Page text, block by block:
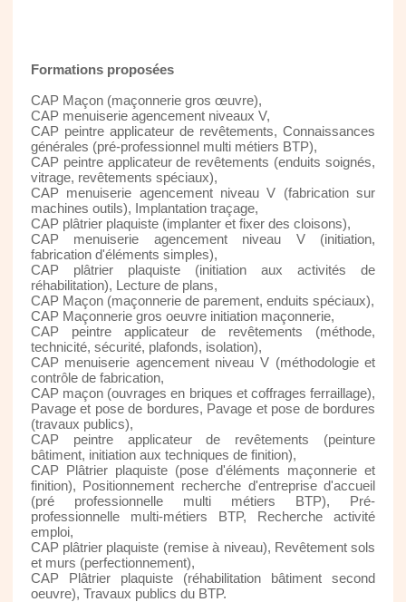
Formations proposées
CAP Maçon (maçonnerie gros œuvre),
CAP menuiserie agencement niveaux V,
CAP peintre applicateur de revêtements, Connaissances
générales (pré-professionnel multi métiers BTP),
CAP peintre applicateur de revêtements (enduits soignés,
vitrage, revêtements spéciaux),
CAP menuiserie agencement niveau V (fabrication sur
machines outils), Implantation traçage,
CAP plâtrier plaquiste (implanter et fixer des cloisons),
CAP menuiserie agencement niveau V (initiation,
fabrication d'éléments simples),
CAP plâtrier plaquiste (initiation aux activités de
réhabilitation), Lecture de plans,
CAP Maçon (maçonnerie de parement, enduits spéciaux),
CAP Maçonnerie gros oeuvre initiation maçonnerie,
CAP peintre applicateur de revêtements (méthode,
technicité, sécurité, plafonds, isolation),
CAP menuiserie agencement niveau V (méthodologie et
contrôle de fabrication,
CAP maçon (ouvrages en briques et coffrages ferraillage),
Pavage et pose de bordures, Pavage et pose de bordures
(travaux publics),
CAP peintre applicateur de revêtements (peinture
bâtiment, initiation aux techniques de finition),
CAP Plâtrier plaquiste (pose d'éléments maçonnerie et
finition), Positionnement recherche d'entreprise d'accueil
(pré professionnelle multi métiers BTP), Pré-
professionnelle multi-métiers BTP, Recherche activité
emploi,
CAP plâtrier plaquiste (remise à niveau), Revêtement sols
et murs (perfectionnement),
CAP Plâtrier plaquiste (réhabilitation bâtiment second
oeuvre), Travaux publics du BTP.